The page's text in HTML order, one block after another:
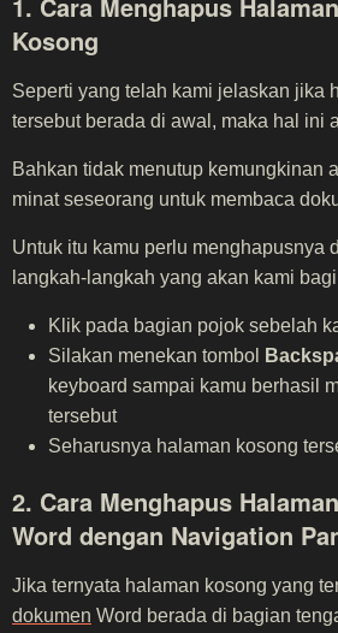
Kosong
Seperti yang telah kami jelaskan jika
tersebut berada di awal, maka hal ini
Bahkan tidak menutup kemungkinan
minat seseorang untuk membaca
Untuk itu kamu perlu menghapusnya
langkah-langkah yang akan kami
Klik pada bagian pojok sebelah
Silakan menekan tombol
keyboard sampai kamu berhasil
tersebut
Seharusnya halaman kosong
2. Cara Menghapus
Word dengan Navigation
Jika ternyata halaman kosong yang
dokumen Word berada di bagian